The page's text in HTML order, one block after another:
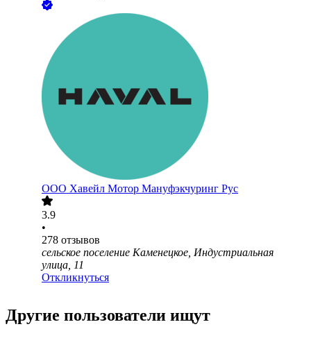
ООО Хавейл Мотор Мануфэкчуринг Рус
3.9
•
278 отзывов
сельское поселение Каменецкое, Индустриальная
улица, 11
Откликнуться
Другие пользователи ищут